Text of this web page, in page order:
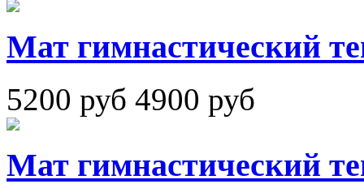
Мат гимнастический
5200 руб 4900 руб
Мат гимнастический